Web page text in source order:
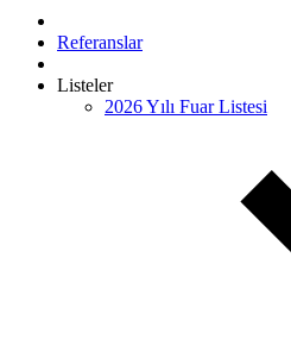
Referanslar
Listeler
2026 Yılı Fuar Listesi